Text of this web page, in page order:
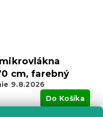
cm, farebný
9.8.2026
Do Košíka